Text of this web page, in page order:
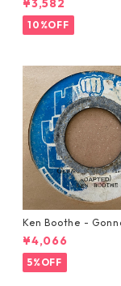
¥3,582
10%OFF
Ken Boothe -
Miracle【7-21362】
¥4,066
5%OFF